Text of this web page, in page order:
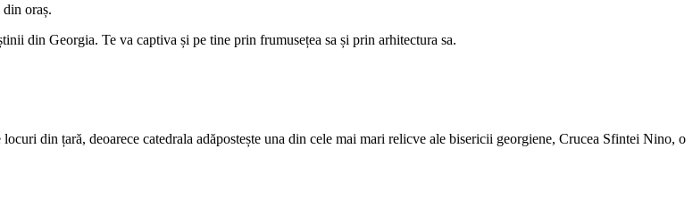
oraș.
din Georgia. Te va captiva și pe tine prin frumusețea sa și prin arhitectura sa.
din țară, deoarece catedrala adăpostește una din cele mai mari relicve ale bisericii georgiene, Crucea Sfintei Nino, o